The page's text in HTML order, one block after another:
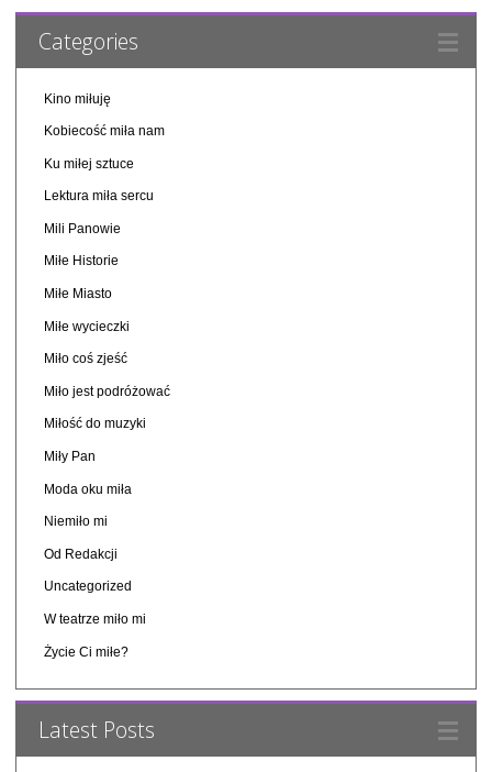
Categories
Kino miłuję
Kobiecość miła nam
Ku miłej sztuce
Lektura miła sercu
Mili Panowie
Miłe Historie
Miłe Miasto
Miłe wycieczki
Miło coś zjeść
Miło jest podróżować
Miłość do muzyki
Miły Pan
Moda oku miła
Niemiło mi
Od Redakcji
Uncategorized
W teatrze miło mi
Życie Ci miłe?
Latest Posts